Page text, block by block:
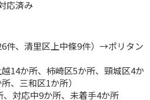
応済み
件、清里区上中條9件）→ポリタン
14か所、柿崎区5か所、頸城区4か
、三和区1か所）
対応中9か所、未着手4か所